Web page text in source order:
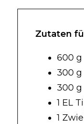
Zutaten
600 g
300 g
300 g
1 EL
1